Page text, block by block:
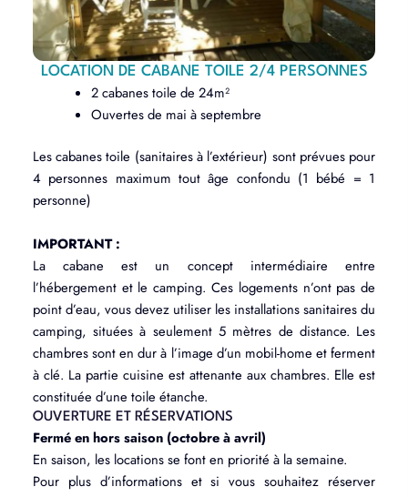
LOCATION DE CABANE TOILE 2/4 PERSONNES
2 cabanes toile de 24m²
Ouvertes de mai à septembre
Les cabanes toile (sanitaires à l’extérieur) sont prévues pour
4 personnes maximum tout âge confondu (1 bébé = 1
personne)
IMPORTANT :
La cabane est un concept intermédiaire entre
l’hébergement et le camping. Ces logements n’ont pas de
point d’eau, vous devez utiliser les installations sanitaires du
camping, situées à seulement 5 mètres de distance. Les
chambres sont en dur à l’image d’un mobil-home et ferment
à clé. La partie cuisine est attenante aux chambres. Elle est
constituée d’une toile étanche.
OUVERTURE ET RÉSERVATIONS
Fermé en hors saison (octobre à avril)
En saison, les locations se font en priorité à la semaine.
Pour plus d’informations et si vous souhaitez réserver